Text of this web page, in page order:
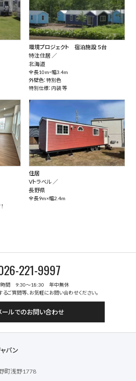
環境プロジェクト 宿泊施設 ５台
特注住居 ／
北海道
全長10m・幅3.4m
外壁色：特別色
特別仕様：内装 等
住居
Vトラベル ／
長野県
全長9m×幅2.4m
221-9997
時間 9:30～18:30 年中無休
るご質問等、お気軽にお問い合わせください。
ールでのお問い合わせ
パン
町浅野1778